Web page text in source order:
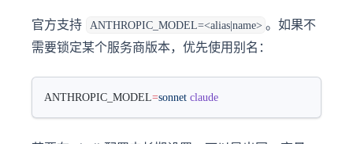
官方支持 ANTHROPIC_MODEL=<alias|name> 。如果不
需要锁定某个服务商版本，优先使用别名：
ANTHROPIC_MODEL=sonnet claude